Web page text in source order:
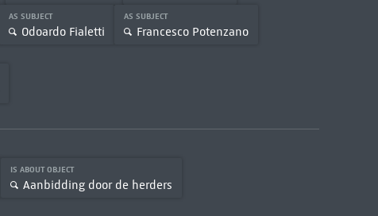
AS SUBJECT
Odoardo Fialetti
AS SUBJECT
Francesco Potenzano
IS ABOUT OBJECT
Aanbidding door de herders